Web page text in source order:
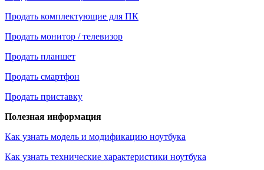
Продать комплектующие для ПК
Продать монитор / телевизор
Продать планшет
Продать смартфон
Продать приставку
Полезная информация
Как узнать модель и модификацию ноутбука
Как узнать технические характеристики ноутбука